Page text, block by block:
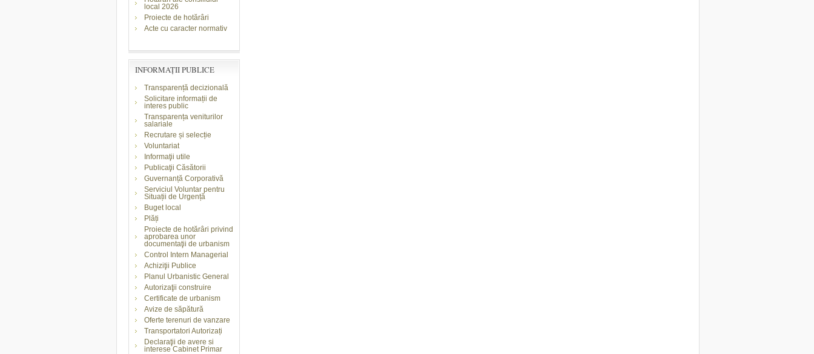
local 2026
Proiecte de hotărâri
Acte cu caracter normativ
INFORMAŢII PUBLICE
Transparență decizională
Solicitare informații de
interes public
Transparența veniturilor
salariale
Recrutare și selecție
Voluntariat
Informaţii utile
Publicaţii Căsătorii
Guvernanță Corporativă
Serviciul Voluntar pentru
Situații de Urgență
Buget local
Plăți
Proiecte de hotărâri privind
aprobarea unor
documentaţii de urbanism
Control Intern Managerial
Achiziţii Publice
Planul Urbanistic General
Autorizaţii construire
Certificate de urbanism
Avize de săpătură
Oferte terenuri de vanzare
Transportatori Autorizați
Declaraţii de avere si
interese Cabinet Primar